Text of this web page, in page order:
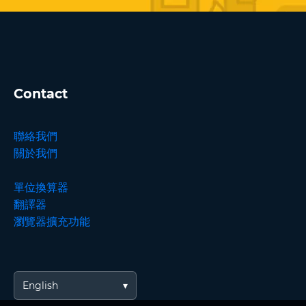
Contact
聯絡我們
關於我們
單位換算器
翻譯器
瀏覽器擴充功能
English